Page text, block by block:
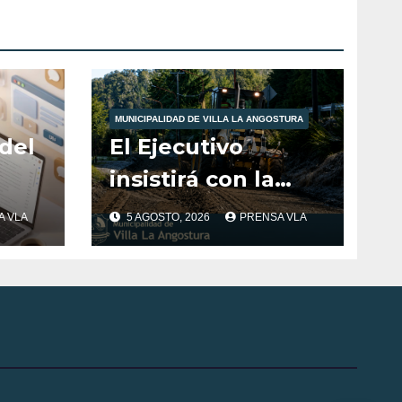
VLA
MUNICIPALIDAD DE VILLA LA ANGOSTURA
El Ejecutivo
insistirá con la
compra de ripio
tras la no
5 AGOSTO, 2026 PRENSA VLA